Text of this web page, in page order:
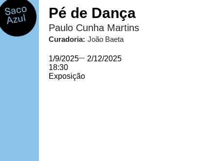
Pé de Dança
Paulo Cunha Martins
Curadoria: João Baeta
1/9/2025— 2/12/2025
18:30
Exposição